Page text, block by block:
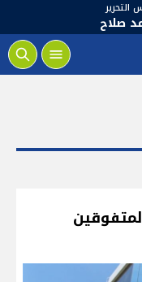
التحرير
صلاح